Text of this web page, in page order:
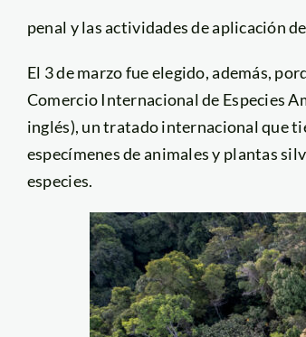
penal y las actividades de aplicación de
El 3 de marzo fue elegido, además,
Comercio Internacional de Especies
inglés), un tratado internacional que
especímenes de animales y plantas
especies.